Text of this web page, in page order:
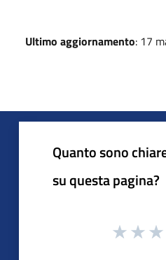
Ultimo aggiornamento: 17
Quanto sono
su questa pagina?